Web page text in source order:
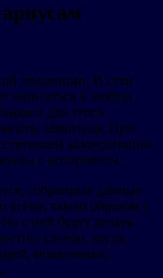
тенденции. В сети
записаться в любую
для этого
заявителя. При
аккредитации
с нотариатом.
собранные данные
всему, таким образом у
с ней будут делать
случаи, когда,
мошенники,